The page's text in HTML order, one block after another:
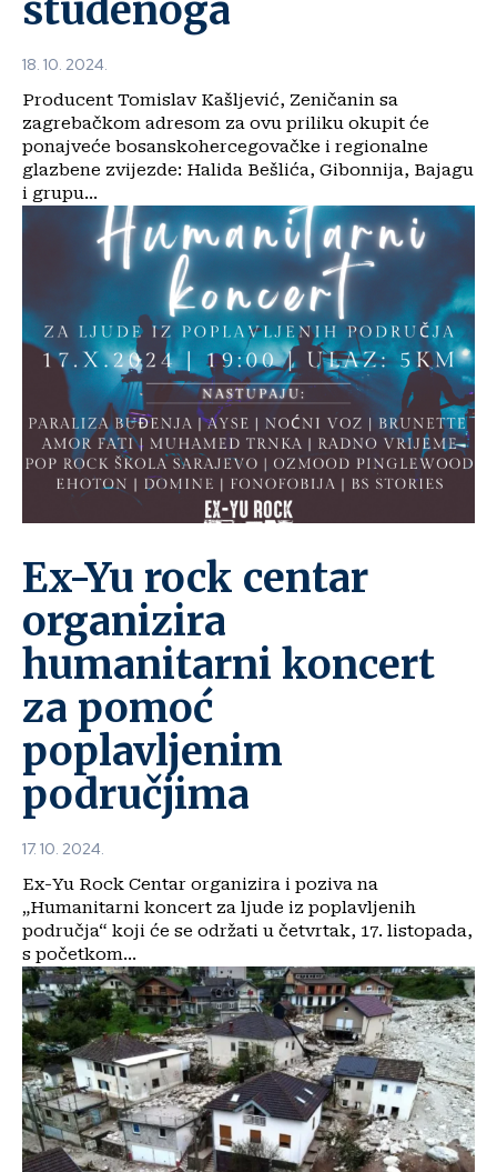
studenoga
18. 10. 2024.
Producent Tomislav Kašljević, Zeničanin sa
zagrebačkom adresom za ovu priliku okupit će
ponajveće bosanskohercegovačke i regionalne
glazbene zvijezde: Halida Bešlića, Gibonnija, Bajagu
i grupu...
Ex-Yu rock centar
organizira
humanitarni koncert
za pomoć
poplavljenim
područjima
17. 10. 2024.
Ex-Yu Rock Centar organizira i poziva na
„Humanitarni koncert za ljude iz poplavljenih
područja“ koji će se održati u četvrtak, 17. listopada,
s početkom...